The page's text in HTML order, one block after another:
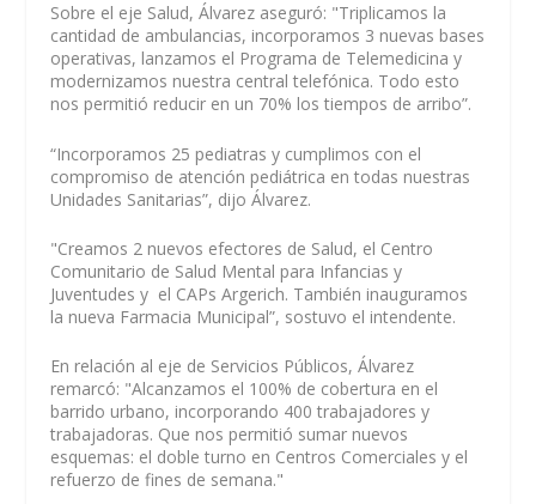
Sobre el eje Salud, Álvarez aseguró: "Triplicamos la
cantidad de ambulancias, incorporamos 3 nuevas bases
operativas, lanzamos el Programa de Telemedicina y
modernizamos nuestra central telefónica. Todo esto
nos permitió reducir en un 70% los tiempos de arribo”.
“Incorporamos 25 pediatras y cumplimos con el
compromiso de atención pediátrica en todas nuestras
Unidades Sanitarias”, dijo Álvarez.
"Creamos 2 nuevos efectores de Salud, el Centro
Comunitario de Salud Mental para Infancias y
Juventudes y el CAPs Argerich. También inauguramos
la nueva Farmacia Municipal”, sostuvo el intendente.
En relación al eje de Servicios Públicos, Álvarez
remarcó: "Alcanzamos el 100% de cobertura en el
barrido urbano, incorporando 400 trabajadores y
trabajadoras. Que nos permitió sumar nuevos
esquemas: el doble turno en Centros Comerciales y el
refuerzo de fines de semana."